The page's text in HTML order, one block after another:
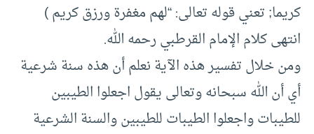
كريما; تعني قوله تعالى: “لهم مغفرة ورزق كريم )
انتهى كلام الإمام القرطبي رحمه الله.
ومن خلال تفسير هذه الآية نعلم أن هذه سنة شرعية
أي أن الله سبحانه وتعالى يقول اجعلوا الطيبين
للطيبات واجعلوا الطيبات للطيبين والسنة الشرعية